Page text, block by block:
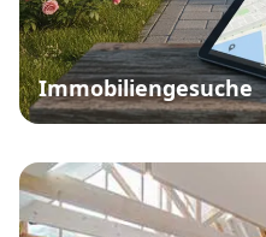
Immobiliengesuche